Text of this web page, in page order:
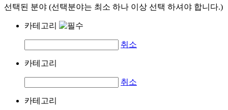
선택된 분야 (선택분야는 최소 하나 이상 선택 하셔야 합니다.)
카테고리
취소
카테고리
취소
카테고리